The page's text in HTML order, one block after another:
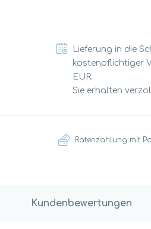
Lieferung in die
kostenpflichtiger
EUR.
Sie erhalten
Ratenzahlung mit
Kundenbewertungen